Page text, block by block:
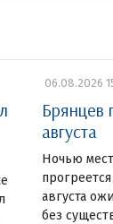
06.08.2026
Брянцев
августа
Ночью
августа
без